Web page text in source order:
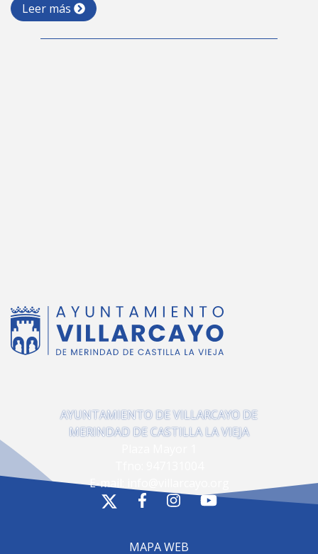
Leer más
AYUNTAMIENTO DE VILLARCAYO DE
MERINDAD DE CASTILLA LA VIEJA
E-mail:
MAPA WEB